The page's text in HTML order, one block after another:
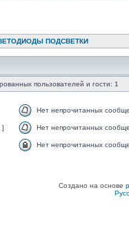
ПОДСВЕТКИ
пользователей и гости: 1
Нет непрочитанных
] Нет непрочитанных
Нет непрочитанных
Создано на основе